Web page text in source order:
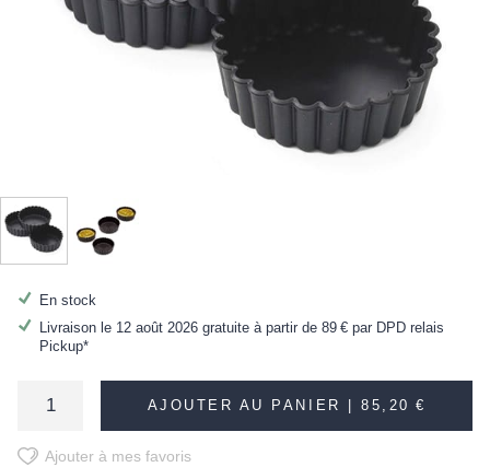
En stock
Livraison le 12 août 2026 gratuite à partir de 89 €par DPD relais
Pickup*
AJOUTER AU PANIER |85,20 €
Ajouter à mes favoris